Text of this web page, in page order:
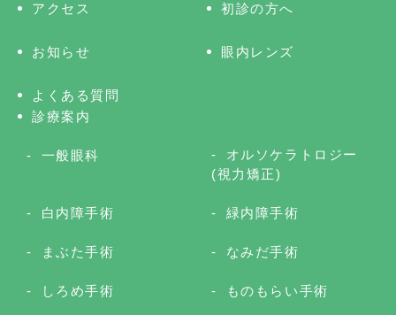
アクセス 初診の方へ
お知らせ 眼内レンズ
よくある質問
診療案内
一般眼科
オルソケラトロジー
(視力矯正)
白内障手術 緑内障手術
まぶた手術 なみだ手術
しろめ手術 ものもらい手術